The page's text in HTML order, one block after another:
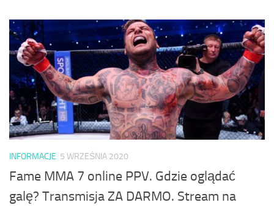
INFORMACJE 5 WRZEŚNIA 2020
Fame MMA 7 online PPV. Gdzie oglądać
galę? Transmisja ZA DARMO. Stream na